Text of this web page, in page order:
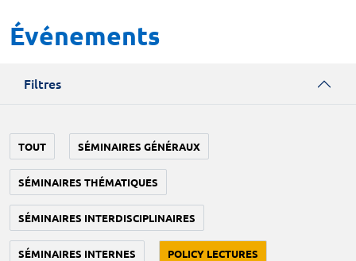
Événements
Filtres
TOUT SÉMINAIRES GÉNÉRAUX
SÉMINAIRES THÉMATIQUES
SÉMINAIRES INTERDISCIPLINAIRES
SÉMINAIRES INTERNES POLICY LECTURES